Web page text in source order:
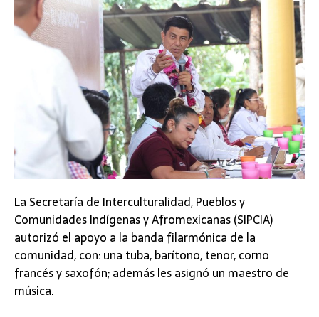
La Secretaría de Interculturalidad, Pueblos y
Comunidades Indígenas y Afromexicanas (SIPCIA)
autorizó el apoyo a la banda filarmónica de la
comunidad, con: una tuba, barítono, tenor, corno
francés y saxofón; además les asignó un maestro de
música.